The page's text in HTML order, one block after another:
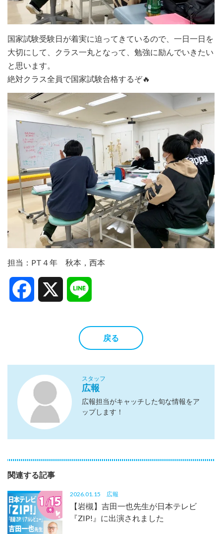
国家試験受験日が着実に迫ってきているので、一日一日を
大切にして、クラス一丸となって、勉強に励んでいきたい
と思います。
絶対クラス全員で国家試験合格するぞ🔥
担当：PT４年 秋本，西本
Facebook
戻る
スタッフ
広報
広報担当がキャッチした旬な情報をア
ップします！
関連する記事
2026.01.15 広報
【岩槻】吉田一也先生が日本テレビ
『ZIP!』に出演されました